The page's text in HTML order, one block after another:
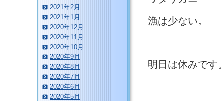
漁は少ない。
明日は休みです
2021年2月
2021年1月
2020年12月
2020年11月
2020年10月
2020年9月
2020年8月
2020年7月
2020年6月
2020年5月